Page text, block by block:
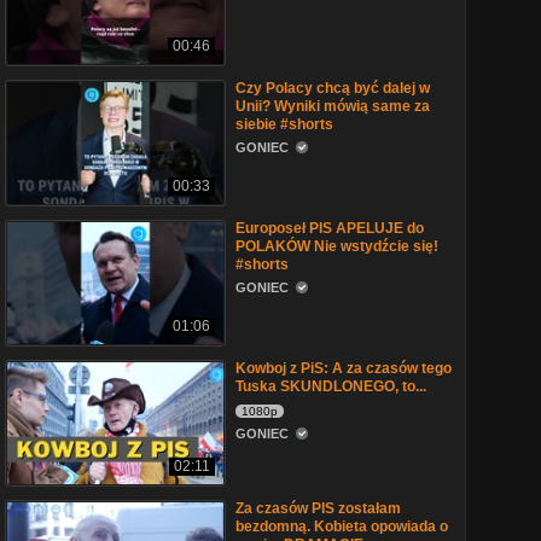
00:46
00:33
Czy Polacy chcą być dalej w
Unii? Wyniki mówią same za
siebie #shorts
GONIEC
01:06
Europoseł PIS APELUJE do
POLAKÓW Nie wstydźcie się!
#shorts
GONIEC
02:11
Kowboj z PiS: A za czasów tego
Tuska SKUNDLONEGO, to...
1080p
GONIEC
Za czasów PIS zostałam
bezdomną. Kobieta opowiada o